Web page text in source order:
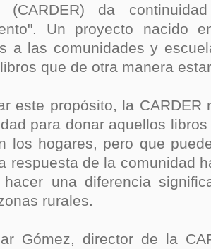
ReGioNetNoticias / RISARALDA /
ReGionetNoticias /
acciones que impactan a más de
ReGioNetNoticias- MEDELLIN / En
excedió límites de emisión de gases
ReGioNetNoticias / Altas
ReGionetNoticias / REPORTE
seguridad para la posesión
(CARDER) da
Un proyecto nacido
a las comunidades y
que de otra manera
este propósito, la
para donar aquellos
los hogares, pero que
respuesta de la comunidad
hacer una diferencia
rurales.
Gómez, director de la